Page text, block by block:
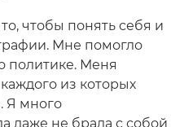
чтобы понять себя и
Мне помогло
политике. Меня
из которых
Я много
даже не брала с собой